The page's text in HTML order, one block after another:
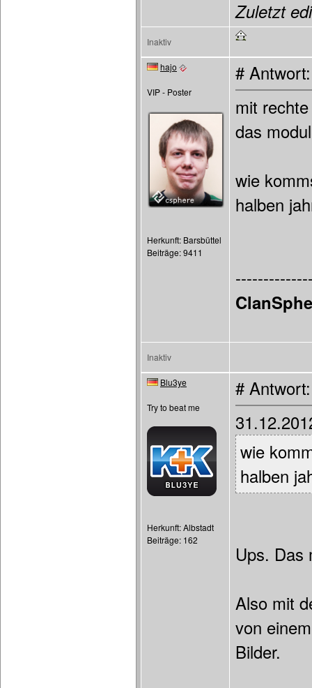
Zuletzt
Inaktiv
hajo
VIP - Poster
Herkunft: Barsbüttel
Beiträge: 9411
#
mit
das
wie
halben
Inaktiv
Blu3ye
Try to beat me
Herkunft: Albstadt
Beiträge: 162
#
wie
halben
Ups. Das
Also mit
von
Bilder.